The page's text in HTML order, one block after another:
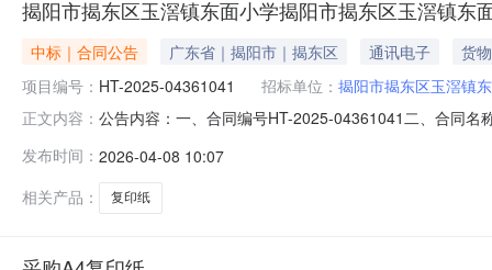
揭阳市揭东区玉滘镇东面小学揭阳市揭东区玉滘镇东
中标｜合同公告 广东省｜揭阳市｜揭东区 通讯电子
货物
项目编号： HT-2025-04361041 招标单位： 揭阳市揭东区玉滘镇
正文内容： 公告内容：一、合同编号HT-2025-04361041二、合同
源佳文具店地址：云路镇联系方式：18318854737六、
发布时间： 2026-04-08 10:07
相关产品：
复印纸